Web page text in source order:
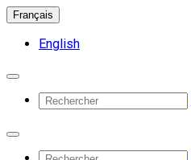
Français
English